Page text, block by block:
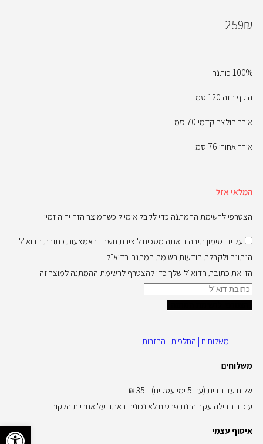
259₪
100% כותנה
היקף חזה 120 סמ
אורך חולצה קדמי 70 סמ
אורך אחורי 76 סמ
המלאי אזל
הצטרפי לרשימת ההמתנה כדי לקבל אימייל כשהמוצר הזה יהיה זמין
על ידי סימון תיבה זו אתה מסכים ליצירת חשבון באמצעות כתובת הדוא"ל
הנתונה ולקבלת הודעות רשימת המתנה בדוא"ל
הזן את כתובת הדוא"ל שלך כדי להצטרף לרשימת ההמתנה למוצר זה
משלוחים | החלפות | החזרות
משלוחים
שליח עד הבית (עד 5 ימי עסקים) - 35 ₪
עיכוב חבילה עקב הזנת פרטים לא נכונים באתר על אחריות הלקוח.
איסוף עצמי פתח